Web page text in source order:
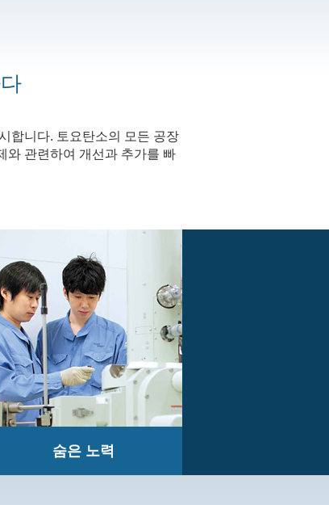
합니다. 토요탄소의 모든 공장
와 관련하여 개선과 추가를 빠
숨은 노력